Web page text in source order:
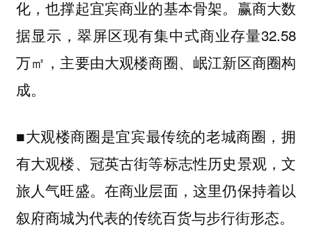
化，也撑起宜宾商业的基本骨架。赢商大数
据显示，翠屏区现有集中式商业存量32.58
万㎡，主要由大观楼商圈、岷江新区商圈构
成。
■大观楼商圈是宜宾最传统的老城商圈，拥
有大观楼、冠英古街等标志性历史景观，文
旅人气旺盛。在商业层面，这里仍保持着以
叙府商城为代表的传统百货与步行街形态。